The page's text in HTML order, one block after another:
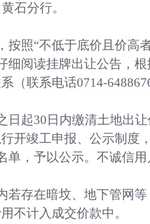
石分行。
照“不低于底价且价高
细阅读挂牌出让公告，
（联系电话0714-
日起30日内缴清土地出
开竣工申报、公示制度
，予以公示。不诚信
若存在暗坟、地下管网
不计入成交价款中。